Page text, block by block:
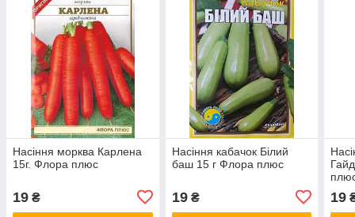
Насіння морква Карлена
15г. Флора плюс
19 ₴
Насіння кабачок Білий
баш 15 г Флора плюс
19₴ 19